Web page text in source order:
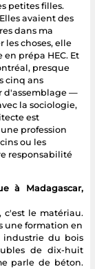
petites filles.
avaient des
dans ma
les choses, elle
prépa HEC. Et
presque
cinq ans
d'assemblage —
la sociologie,
est
profession
ou les
responsabilité
à Madagascar,
c'est le matériau.
une formation en
industrie du bois
de dix-huit
parle de béton.